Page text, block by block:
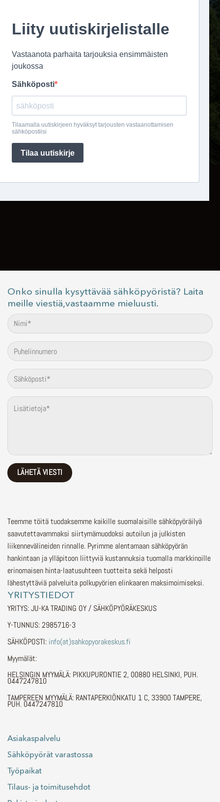
Onko sinulla kysyttävää sähköpyöristä? Laita
meille viestiä,vastaamme mieluusti.
Teemme töitä tuodaksemme kaikille suomalaisille sähköpyöräilyä
saavutettavammaksi siirtymämuodoksi autoilun ja julkisten
liikennevälineiden rinnalle. Pyrimme alentamaan sähköpyörän
hankintaan ja ylläpitoon liittyviä kustannuksia tuomalla markkinoille
erinomaisen hinta-laatusuhteen tuotteita sekä helposti
lähestyttäviä palveluita polkupyörien elinkaaren maksimoimiseksi.
YRITYSTIEDOT
YRITYS: JU-KA TRADING OY / SÄHKÖPYÖRÄKESKUS
Y-TUNNUS: 2985716-3
SÄHKÖPOSTI: info(at)sahkopyorakeskus.fi
Myymälät:
HELSINGIN MYYMÄLÄ: PIKKUPURONTIE 2, 00880 HELSINKI, PUH.
0447247810
TAMPEREEN MYYMÄLÄ: RANTAPERKIÖNKATU 1 C, 33900 TAMPERE,
PUH. 0447247810
Asiakaspalvelu
Sähköpyörät varastossa
Työpaikat
Tilaus- ja toimitusehdot